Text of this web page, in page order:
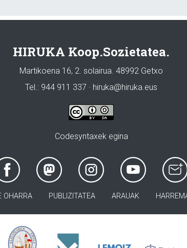
HIRUKA Koop.Sozietatea.
Martikoena 16, 2. solairua. 48992 Getxo
Tel.: 944 911 337 · hiruka@hiruka.eus
Codesyntaxek egina
OHARRA PUBLIZITATEA ARAUAK